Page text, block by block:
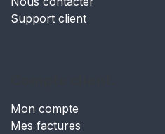
Support client
Mon compte
Mes factures